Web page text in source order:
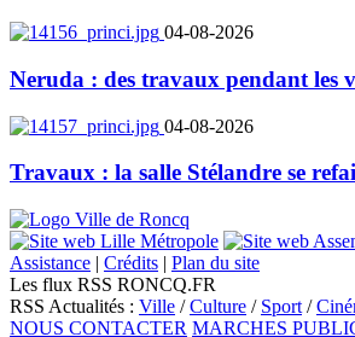
04-08-2026
Neruda : des travaux pendant les
04-08-2026
Travaux : la salle Stélandre se
Assistance | Crédits | Plan du site
Les flux RSS RONCQ.FR
RSS Actualités : Ville /Culture / Sport /
NOUS CONTACTER MARCHES